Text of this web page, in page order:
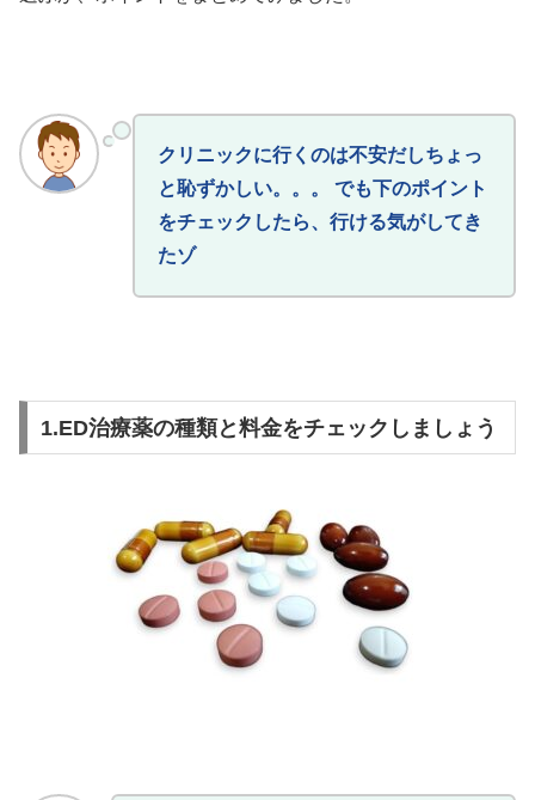
クリニックに行くのは不安だしちょっ
と恥ずかしい。。。 でも下のポイント
をチェックしたら、行ける気がしてき
たゾ
1.ED治療薬の種類と料金をチェックしましょう